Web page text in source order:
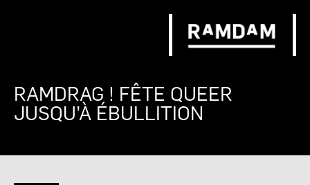
RAMDRAG ! FÊTE QUEER
JUSQU’À ÉBULLITION